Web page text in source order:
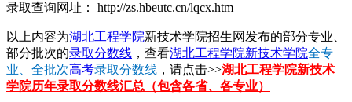
录取查询网址： http://zs.hbeutc.cn/lqcx.htm
以上内容为湖北工程学院新技术学院招生网发布的部分专业、
部分批次的录取分数线 ，查看湖北工程学院新技术学院全专
业、全批次高考录取分数线 ，请点击>>湖北工程学院新技术
学院历年录取分数线汇总（包含各省、各专业）